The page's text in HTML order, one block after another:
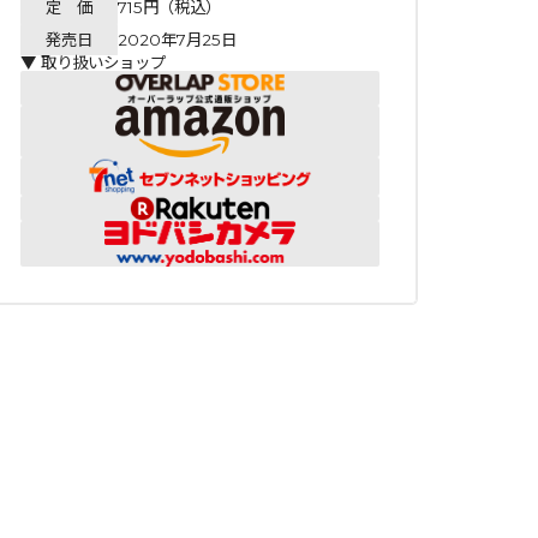
定 価
715円（税込）
発売日
2020年7月25日
▼ 取り扱いショップ